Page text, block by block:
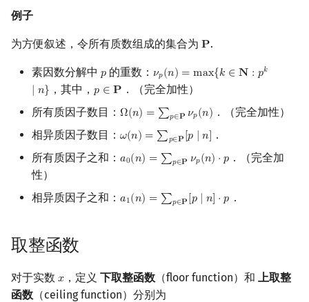
例子
为方便叙述，令所有质数组成的集合为 𝐏
P .
素因数分解中 𝑝
p 的重数： 𝜈𝑝(𝑛) = max{𝑘 ∈ 𝐍 : 𝑝𝑘
∣ 𝑛}
νp(n) =max{k∈N:pk∣ n }
，其中，𝑝 ∈ 𝐏
p ∈ P
．（完全加性）
所有质因子数目： Ω(𝑛) = ∑𝑝∈𝐏 𝜈𝑝(𝑛)
Ω(n)= ∑p ∈Pνp (n)
．（完全加性）
相异质因子数目： 𝜔(𝑛) = ∑𝑝∈𝐏[𝑝 ∣ 𝑛]
ω(n) =∑p∈P[p ∣n
．
所有质因子之和： 𝑎0(𝑛) = ∑𝑝∈𝐏 𝜈𝑝(𝑛) ⋅ 𝑝
a0(n) =∑p∈Pνp (n)⋅p
．（完全加
性）
相异质因子之和： 𝑎1(𝑛) = ∑𝑝∈𝐏[𝑝 ∣ 𝑛] ⋅ 𝑝
a1(n)= ∑p ∈P[p n] p ．
取整函数
对于实数 𝑥
x ，定义下取整函数 （floor function）和
上取整
函数 （ceiling function）分别为